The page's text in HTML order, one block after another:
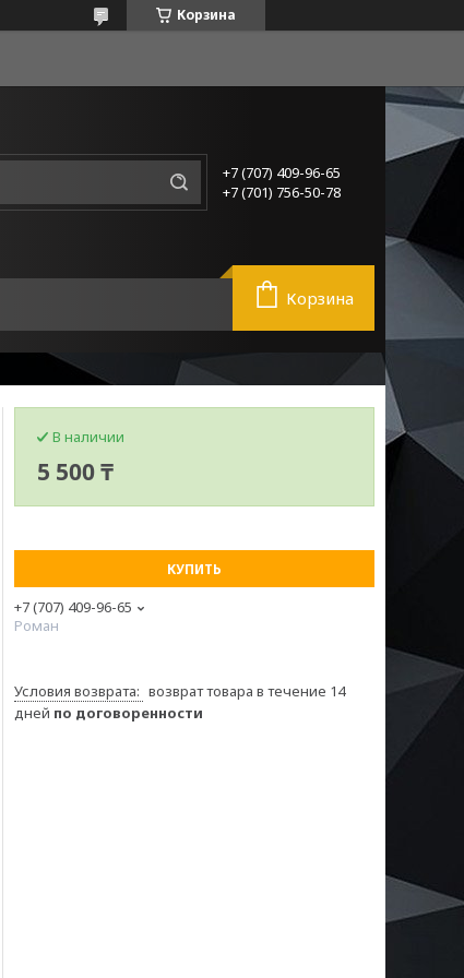
Корзина
+7 (707) 409-96-65
+7 (701) 756-50-78
Корзина
В наличии
5 500 ₸
КУПИТЬ
+7 (707) 409-96-65
Роман
возврат товара в течение 14
дней по договоренности